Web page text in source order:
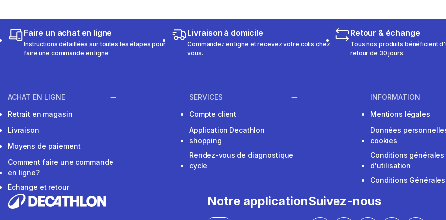
Faire un achat en ligne
Instructions détaillées sur toutes les étapes pour
faire une commande en ligne
Livraison à domicile
Commandez en ligne et recevez votre colis chez
vous.
Retour & échange
Tous nos produits bénéficient
retour de 30 jours.
ACHAT EN LIGNE
Retrait en magasin
Livraison
Moyens de paiement
Comment faire une commande
en ligne?
Échange et retour
SERVICES
Compte client
Application Decathlon
shopping
Rendez-vous de diagnostique
cycle
INFORMATION
Mentions légales
Données
cookies
Conditions générales
d'utilisation
Conditions
Notre applicationSuivez-nous